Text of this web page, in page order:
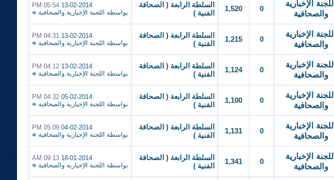
اللجنة الإخبارية
والصحافية
0
1,520
السلطة الرابعة ( الصحافة
الفنية )
13-02-2014
05:54 PM
بواسطة اللجنة الإخبارية والصحافية
اللجنة الإخبارية
والصحافية
0
1,215
السلطة الرابعة ( الصحافة
الفنية )
13-02-2014
04:31 PM
بواسطة اللجنة الإخبارية والصحافية
اللجنة الإخبارية
والصحافية
0
1,124
السلطة الرابعة ( الصحافة
الفنية )
13-02-2014
04:12 PM
بواسطة اللجنة الإخبارية والصحافية
اللجنة الإخبارية
والصحافية
0
1,100
السلطة الرابعة ( الصحافة
الفنية )
05-02-2014
04:32 PM
بواسطة اللجنة الإخبارية والصحافية
اللجنة الإخبارية
والصحافية
0
1,131
السلطة الرابعة ( الصحافة
الفنية )
04-02-2014
05:09 PM
بواسطة اللجنة الإخبارية والصحافية
اللجنة الإخبارية
والصحافية
0
1,341
السلطة الرابعة ( الصحافة
الفنية )
18-01-2014
09:13 AM
بواسطة اللجنة الإخبارية والصحافية